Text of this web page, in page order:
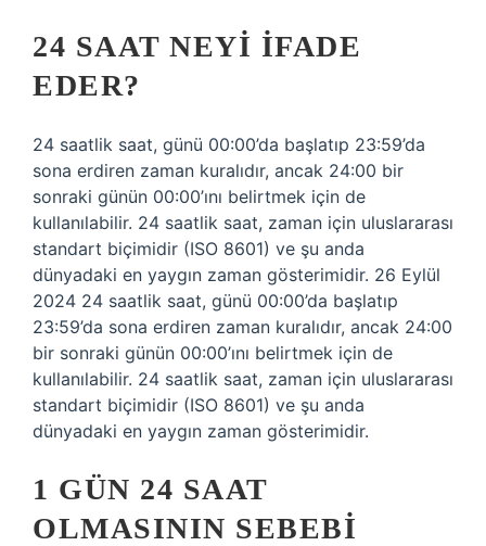
24 SAAT NEYI IFADE
EDER?
24 saatlik saat, günü 00:00’da başlatıp 23:59’da
sona erdiren zaman kuralıdır, ancak 24:00 bir
sonraki günün 00:00’ını belirtmek için de
kullanılabilir. 24 saatlik saat, zaman için uluslararası
standart biçimidir (ISO 8601) ve şu anda
dünyadaki en yaygın zaman gösterimidir. 26 Eylül
2024 24 saatlik saat, günü 00:00’da başlatıp
23:59’da sona erdiren zaman kuralıdır, ancak 24:00
bir sonraki günün 00:00’ını belirtmek için de
kullanılabilir. 24 saatlik saat, zaman için uluslararası
standart biçimidir (ISO 8601) ve şu anda
dünyadaki en yaygın zaman gösterimidir.
1 GÜN 24 SAAT
OLMASININ SEBEBI